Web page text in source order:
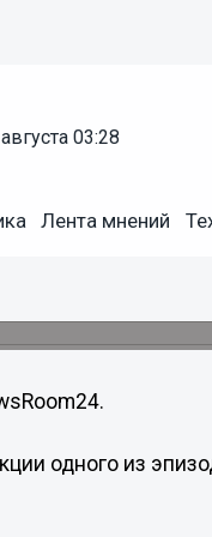
03:28
Лента мнений
битвы
одного из